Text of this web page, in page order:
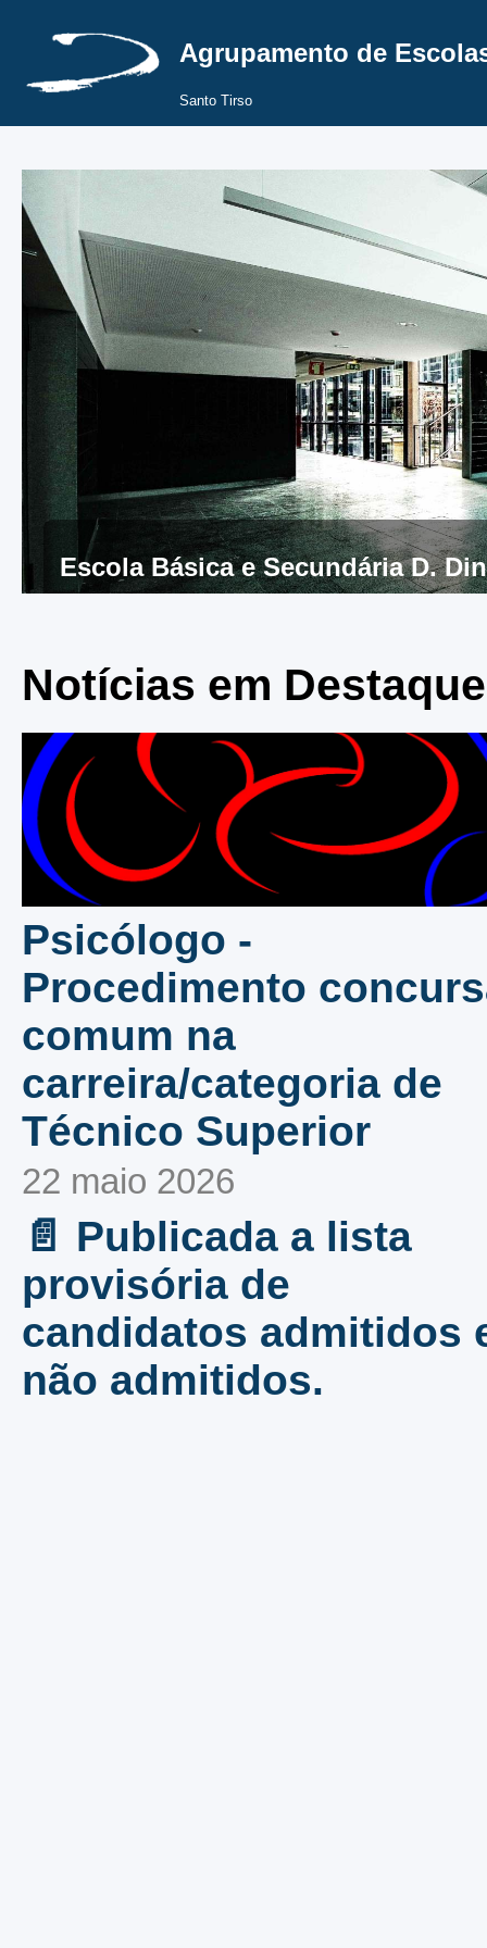
Agrupamento de
Santo Tirso
Início do Ano Letivo
Escola Básica e Secundária D.
Notícias em Destaque
Psicólogo -
Procedimento
comum na
carreira/categoria de
Técnico Superior
22 maio 2026
📄 Publicada a lista
provisória de
candidatos admitidos
não admitidos.